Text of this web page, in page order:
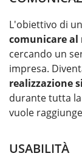
L'obiettivo di
comunicare al
cercando un
impresa.
realizzazione
durante tutta
vuole
USABILITÀ